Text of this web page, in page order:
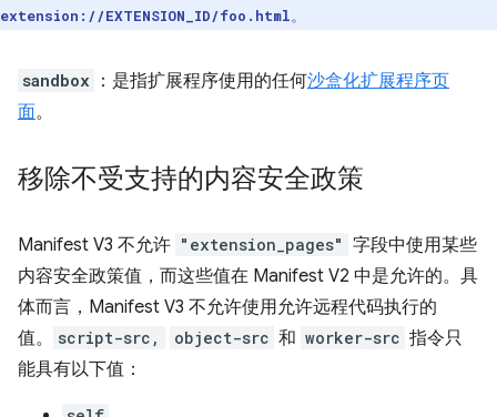
extension://EXTENSION_ID/foo.html。
sandbox ：是指扩展程序使用的任何沙盒化扩展程序页
面。
移除不受支持的内容安全政策
Manifest V3 不允许 "extension_pages" 字段中使用某些
内容安全政策值，而这些值在 Manifest V2 中是允许的。具
体而言，Manifest V3 不允许使用允许远程代码执行的
值。
script-src, object-src 和 worker-src 指令只
能具有以下值：